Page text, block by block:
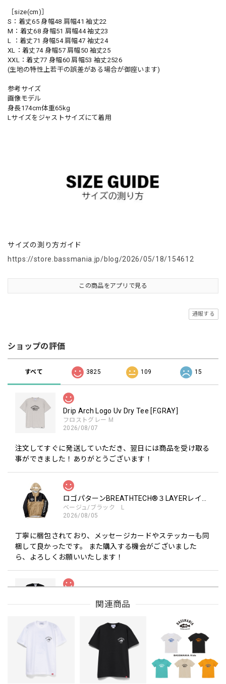
［size(cm)］
S：着丈65 身幅48 肩幅41 袖丈22
M：着丈68 身幅51 肩幅44 袖丈23
L ：着丈71 身幅54 肩幅47 袖丈24
XL：着丈74 身幅57 肩幅50 袖丈25
XXL：着丈77 身幅60 肩幅53 袖丈2526
(生地の特性上若干の誤差がある場合が御座います)
参考サイズ
画像モデル
身長174cm体重65kg
Lサイズをジャストサイズにて着用
サイズの測り方ガイド
https://store.bassmania.jp/blog/2026/05/18/154612
この商品をアプリで見る
通報する
ショップの評価
すべて 3825 109 15
Drip Arch Logo Uv Dry Tee [F.GRAY]
フロストグレー M
2026/08/07
注文してすぐに発送していただき、翌日には商品を受け取る
事ができました！ありがとうございます！
ロゴパターンBREATHTECH®３LAYERレインジャケット［BEG/BLK］
ベージュ/ブラック L
2026/08/05
丁寧に梱包されており、メッセージカードやステッカーも同
梱して良かったです。 また購入する機会がございました
ら、よろしくお願いいたします！
ブラック L
【Double.H】MIR
Daeun / BlackSilver
2026/07/31
関連商品